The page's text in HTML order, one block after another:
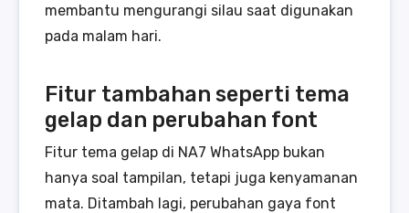
membantu mengurangi silau saat digunakan
pada malam hari.
Fitur tambahan seperti tema
gelap dan perubahan font
Fitur tema gelap di NA7 WhatsApp bukan
hanya soal tampilan, tetapi juga kenyamanan
mata. Ditambah lagi, perubahan gaya font